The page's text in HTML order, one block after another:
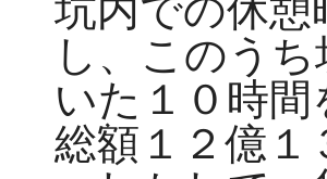
坑内での休憩
し、このう
いた１０時
総額１２億１